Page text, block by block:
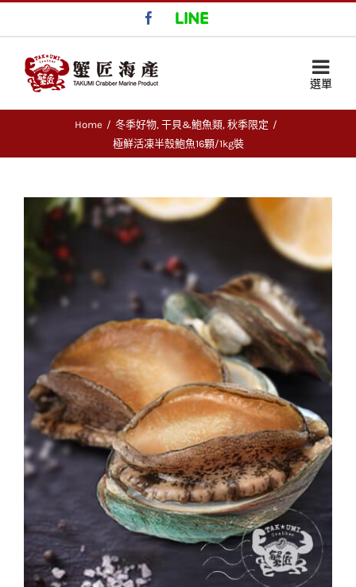
Facebook
LINE
Home / 冬季好物, 干貝&鮑魚類, 秋季限定 /
極鮮活凍半殼鮑魚16顆/1kg裝